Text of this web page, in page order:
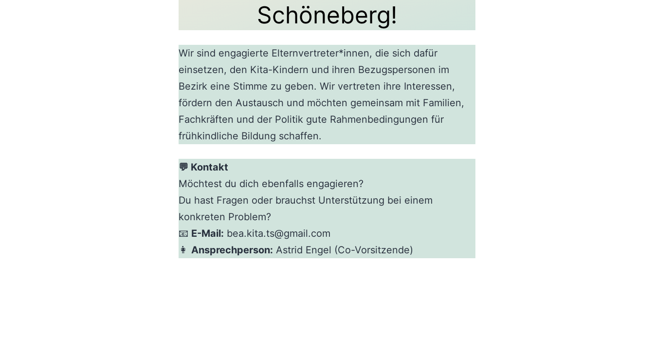
Schöneberg!
Wir sind engagierte Elternvertreter*innen, die sich dafür
einsetzen, den Kita-Kindern und ihren Bezugspersonen im
Bezirk eine Stimme zu geben. Wir vertreten ihre Interessen,
fördern den Austausch und möchten gemeinsam mit Familien,
Fachkräften und der Politik gute Rahmenbedingungen für
frühkindliche Bildung schaffen.
💬 Kontakt
Möchtest du dich ebenfalls engagieren?
Du hast Fragen oder brauchst Unterstützung bei einem
konkreten Problem?
📧 E-Mail: bea.kita.ts@gmail.com
👩 Ansprechperson: Astrid Engel (Co-Vorsitzende)